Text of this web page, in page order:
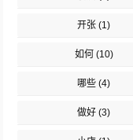
开张 (1)
如何 (10)
哪些 (4)
做好 (3)